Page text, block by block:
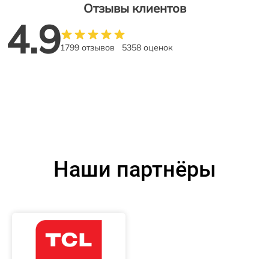
Отзывы клиентов
4.91799 отзывов 5358 оценок
Наши партнёры